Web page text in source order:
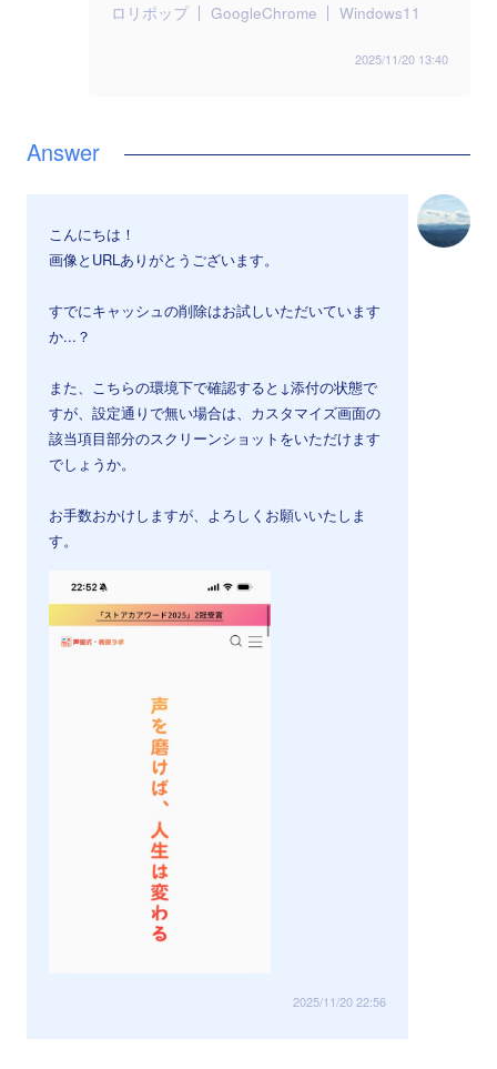
ロリポップ GoogleChrome Windows11
2025/11/20 13:40
こんにちは！
画像とURLありがとうございます。
すでにキャッシュの削除はお試しいただいています
か...？
また、こちらの環境下で確認すると↓添付の状態で
すが、設定通りで無い場合は、カスタマイズ画面の
該当項目部分のスクリーンショットをいただけます
でしょうか。
お手数おかけしますが、よろしくお願いいたしま
す。
2025/11/20 22:56